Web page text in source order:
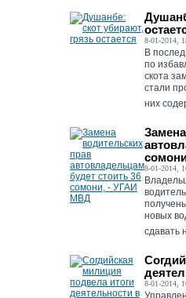
8-01-2014,
В
по
скота
стали
них
8-01-2014,
новых
сдавать
8-01-2014,